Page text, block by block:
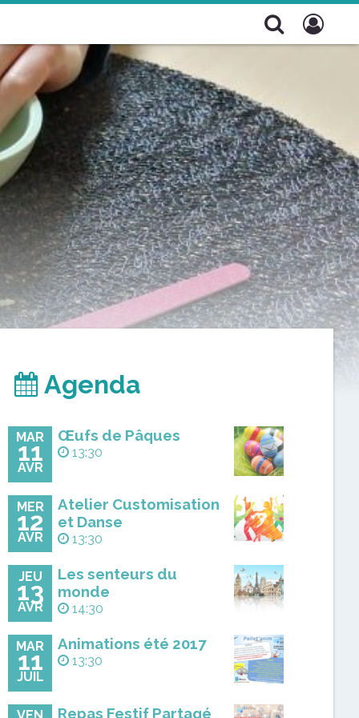
Agenda
MAR
11
AVR
Œufs de Pâques
13:30
MER
12
AVR
Atelier Customisation
et Danse
13:30
JEU
13
AVR
Les senteurs du
monde
14:30
MAR
11
JUIL
Animations été 2017
13:30
Repas Festif Partagé